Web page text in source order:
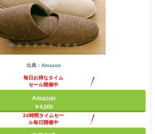
出典： Amazon
毎日お得なタイム
セール開催中
Amazon
￥4,500
24時間タイムセー
ル毎日開催中